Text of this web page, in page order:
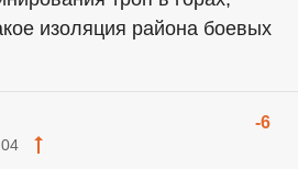
изоляция района боевых
-6